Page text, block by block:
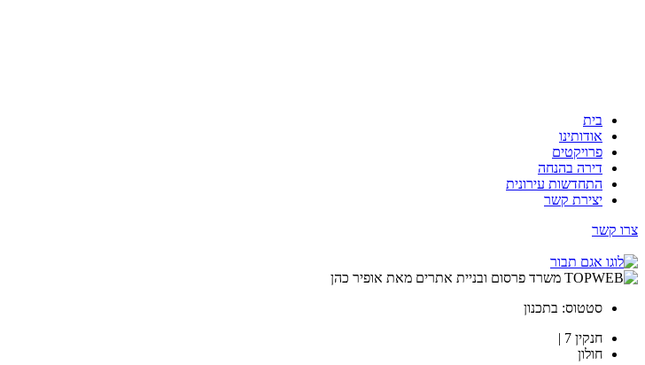
בית
אודותינו
פרויקטים
דירה בהנחה
התחדשות עירונית
יצירת קשר
צרו קשר
סטטוס: בתכנון
חנקין 7 |
חולון